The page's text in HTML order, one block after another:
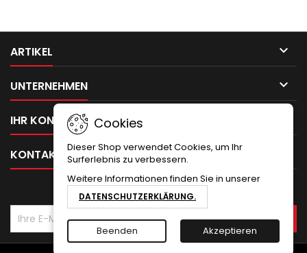
ARTIKEL 
UNTERNEHMEN 
IHR KONTO
KONTAKT
Cookies
Dieser Shop verwendet Cookies, um Ihr
Surferlebnis zu verbessern.
Weitere Informationen finden Sie in unserer
DATENSCHUTZERKLÄRUNG.
Beenden Akzeptieren
NEWSLETTER